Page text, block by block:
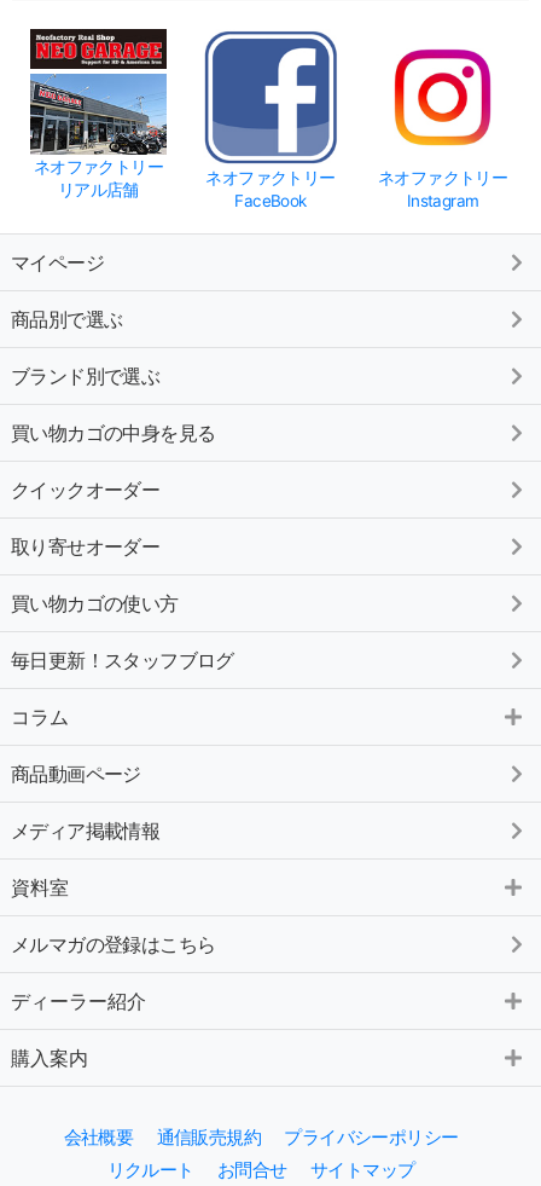
ネオファクトリー
リアル店舗
ネオファクトリー
FaceBook
ネオファクトリー
Instagram
マイページ
商品別で選ぶ
ブランド別で選ぶ
買い物カゴの中身を見る
クイックオーダー
取り寄せオーダー
買い物カゴの使い方
毎日更新！スタッフブログ
コラム
商品動画ページ
メディア掲載情報
資料室
メルマガの登録はこちら
ディーラー紹介
購入案内
会社概要 通信販売規約
プライバシーポリシー
リクルート
お問合せ サイトマップ